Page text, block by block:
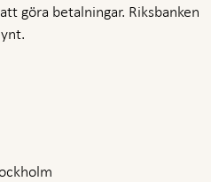
göra betalningar. Riksbanken